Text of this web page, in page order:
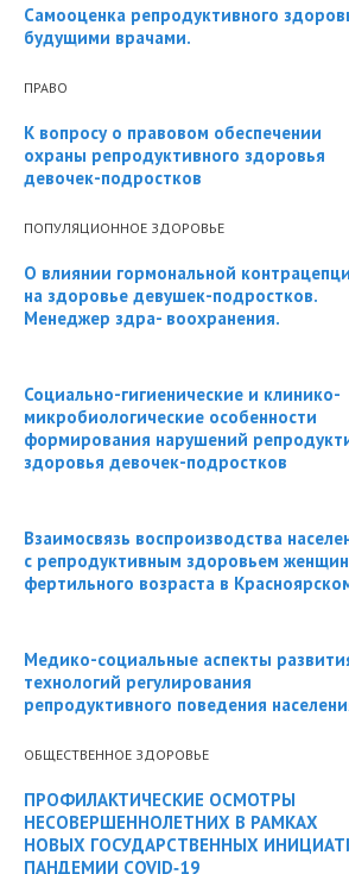
Самооценка репродуктивного
будущими врачами.
ПРАВО
К вопросу о правовом обеспечении
охраны репродуктивного здоровья
девочек-подростков
ПОПУЛЯЦИОННОЕ ЗДОРОВЬЕ
О влиянии гормональной
на здоровье девушек-подростков.
Менеджер здра- воохранения.
Социально-гигиенические и клинико-
микробиологические особенности
формирования нарушений
здоровья девочек-подростков
Взаимосвязь воспроизводства
с репродуктивным здоровьем женщин
фертильного возраста в
Медико-социальные аспекты
технологий регулирования
репродуктивного поведения
ОБЩЕСТВЕННОЕ ЗДОРОВЬЕ
ПРОФИЛАКТИЧЕСКИЕ ОСМОТРЫ
НЕСОВЕРШЕННОЛЕТНИХ В РАМКАХ
НОВЫХ ГОСУДАРСТВЕННЫХ
ПАНДЕМИИ COVID‑19